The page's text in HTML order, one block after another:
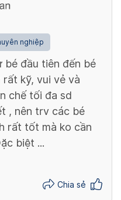
nghiệp
bé đầu tiên đến bé
kỹ, vui vẻ và
chế tối đa sd
, nên trv các bé
rất tốt mà ko cần
biệt ...
Chia sẻ